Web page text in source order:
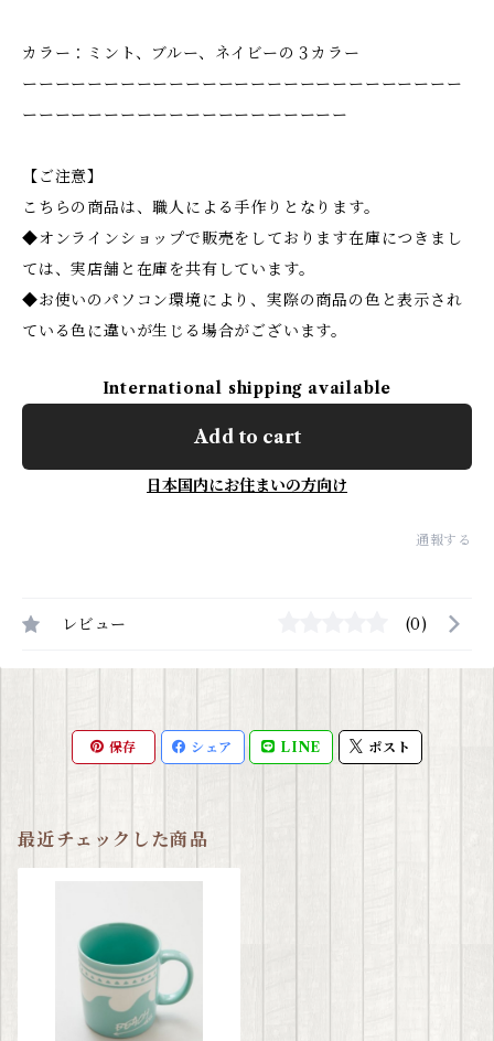
カラー：ミント、ブルー、ネイビーの３カラー
ーーーーーーーーーーーーーーーーーーーーーーーーーーー
ーーーーーーーーーーーーーーーーーーーー
【ご注意】
こちらの商品は、職人による手作りとなります。
◆オンラインショップで販売をしております在庫につきまし
ては、実店舗と在庫を共有しています。
◆お使いのパソコン環境により、実際の商品の色と表示され
ている色に違いが生じる場合がございます。
International shipping available
Add to cart
日本国内にお住まいの方向け
通報する
レビュー (0)
保存 シェア LINE ポスト
最近チェックした商品